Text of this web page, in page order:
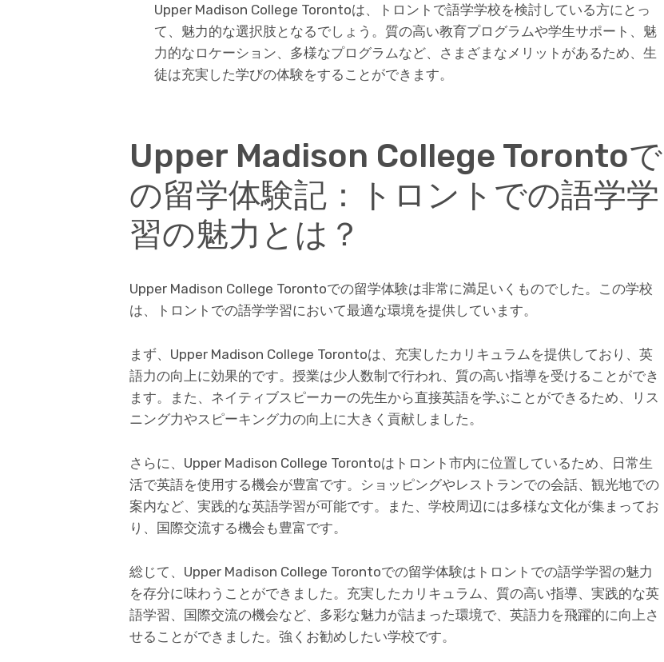
Upper Madison College Torontoは、トロントで語学学校を検討している方にとっ
て、魅力的な選択肢となるでしょう。質の高い教育プログラムや学生サポート、魅
力的なロケーション、多様なプログラムなど、さまざまなメリットがあるため、生
徒は充実した学びの体験をすることができます。
Upper Madison College Torontoで
の留学体験記：トロントでの語学学
習の魅力とは？
Upper Madison College Torontoでの留学体験は非常に満足いくものでした。この学校
は、トロントでの語学学習において最適な環境を提供しています。
まず、Upper Madison College Torontoは、充実したカリキュラムを提供しており、英
語力の向上に効果的です。授業は少人数制で行われ、質の高い指導を受けることができ
ます。また、ネイティブスピーカーの先生から直接英語を学ぶことができるため、リス
ニング力やスピーキング力の向上に大きく貢献しました。
さらに、Upper Madison College Torontoはトロント市内に位置しているため、日常生
活で英語を使用する機会が豊富です。ショッピングやレストランでの会話、観光地での
案内など、実践的な英語学習が可能です。また、学校周辺には多様な文化が集まってお
り、国際交流する機会も豊富です。
総じて、Upper Madison College Torontoでの留学体験はトロントでの語学学習の魅力
を存分に味わうことができました。充実したカリキュラム、質の高い指導、実践的な英
語学習、国際交流の機会など、多彩な魅力が詰まった環境で、英語力を飛躍的に向上さ
せることができました。強くお勧めしたい学校です。